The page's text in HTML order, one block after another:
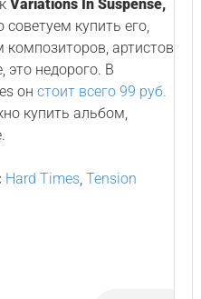
Variations In Suspense,
купить его,
артистов
это недорого. В
он стоит всего 99 руб.
купить альбом,
Hard Times, Tension